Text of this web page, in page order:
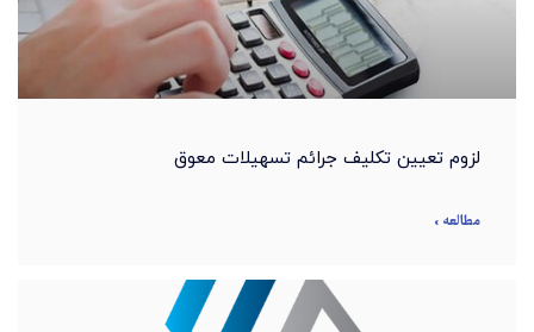
لزوم تعیین تکلیف جرائم تسهیلات معوق
مطالعه »